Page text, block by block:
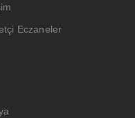
Eczaneler